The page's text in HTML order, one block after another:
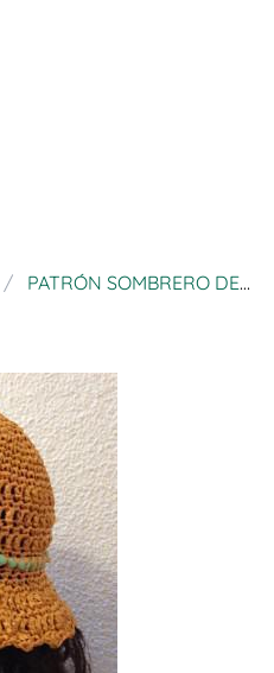
PATRÓN SOMBRERO DE RAFIA A CROCHET